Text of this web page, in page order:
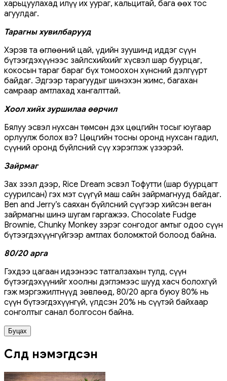
харьцуулахад илүү их уураг, кальцитай, бага өөх тос
агуулдаг.
Тарагны хувилбарууд
Хэрэв та өглөөний цай, үдийн зуушинд иддэг сүүн
бүтээгдэхүүнээс зайлсхийхийг хүсвэл шар буурцаг,
кокосын тараг бараг бүх томоохон хүнсний дэлгүүрт
байдаг. Эдгээр тарагуудыг шинэхэн жимс, багахан
самраар амтлахад хангалттай.
Хоол хийх зуршилаа өөрчил
Бялуу эсвэл нухсан төмсөн дэх цөцгийн тосыг юугаар
орлуулж болох вэ? Цөцгийн тосны оронд нухсан гадил,
сүүний оронд бүйлсний сүү хэрэглэж үзээрэй.
Зайрмаг
Зах зээл дээр, Rice Dream эсвэл Тофутти (шар буурцагт
суурилсан) гэх мэт сүүгүй маш сайн зайрмагнууд байдаг.
Ben and Jerry’s саяхан бүйлсний сүүгээр хийсэн веган
зайрмагны шинэ шугам гаргажээ. Chocolate Fudge
Brownie, Chunky Monkey зэрэг сонгодог амтыг одоо сүүн
бүтээгдэхүүнгүйгээр амтлах боломжтой болоод байна.
80/20 арга
Гэхдээ цагаан идээнээс татгалзахын тулд, сүүн
бүтээгдэхүүнийг хоолны дэглэмээс шууд хасч болохгүй
гэж мэргэжилтнүүд зөвлөөд, 80/20 арга буюу 80% нь
сүүн бүтээгдэхүүнгүй, үлдсэн 20% нь сүүтэй байхаар
сонголтыг санал болгосон байна.
Буцах
Сүүлд нэмэгдсэн